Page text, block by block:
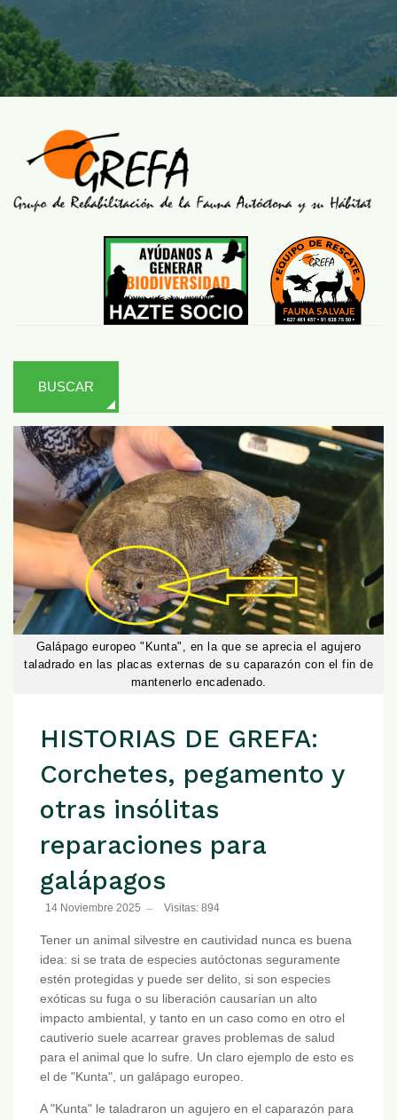
BUSCAR
Galápago europeo "Kunta", en la que se aprecia el agujero
taladrado en las placas externas de su caparazón con el fin de
mantenerlo encadenado.
HISTORIAS DE GREFA:
Corchetes, pegamento y
otras insólitas
reparaciones para
galápagos
14 Noviembre 2025 Visitas: 894
Tener un animal silvestre en cautividad nunca es buena
idea: si se trata de especies autóctonas seguramente
estén protegidas y puede ser delito, si son especies
exóticas su fuga o su liberación causarían un alto
impacto ambiental, y tanto en un caso como en otro el
cautiverio suele acarrear graves problemas de salud
para el animal que lo sufre. Un claro ejemplo de esto es
el de "Kunta", un galápago europeo.
A "Kunta" le taladraron un agujero en el caparazón para